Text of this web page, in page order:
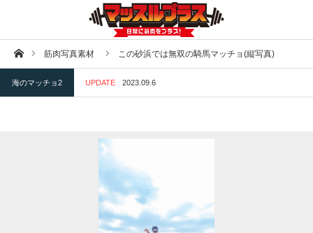
ホーム筋肉写真素材 この砂浜では無双の騎馬マッチョ(縦写真)
海のマッチョ2 UPDATE 2023.09.6